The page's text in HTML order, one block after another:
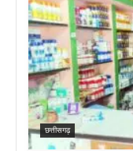
छत्तीसगढ़